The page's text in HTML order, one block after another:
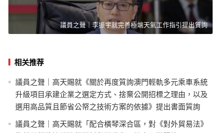
議員之聲｜李振宇就完善極端天氣工作指引提出質詢
相关推荐
議員之聲｜高天賜就《關於再度質詢澳門輕軌多元乘車系統
升級項目承建企業之選定方式、捨棄公開招標之理由，以及
選用高品質且節省公帑之技術方案的依據》提出書面質詢
議員之聲｜高天賜就「配合橫琴深合區，對《對外貿易法》